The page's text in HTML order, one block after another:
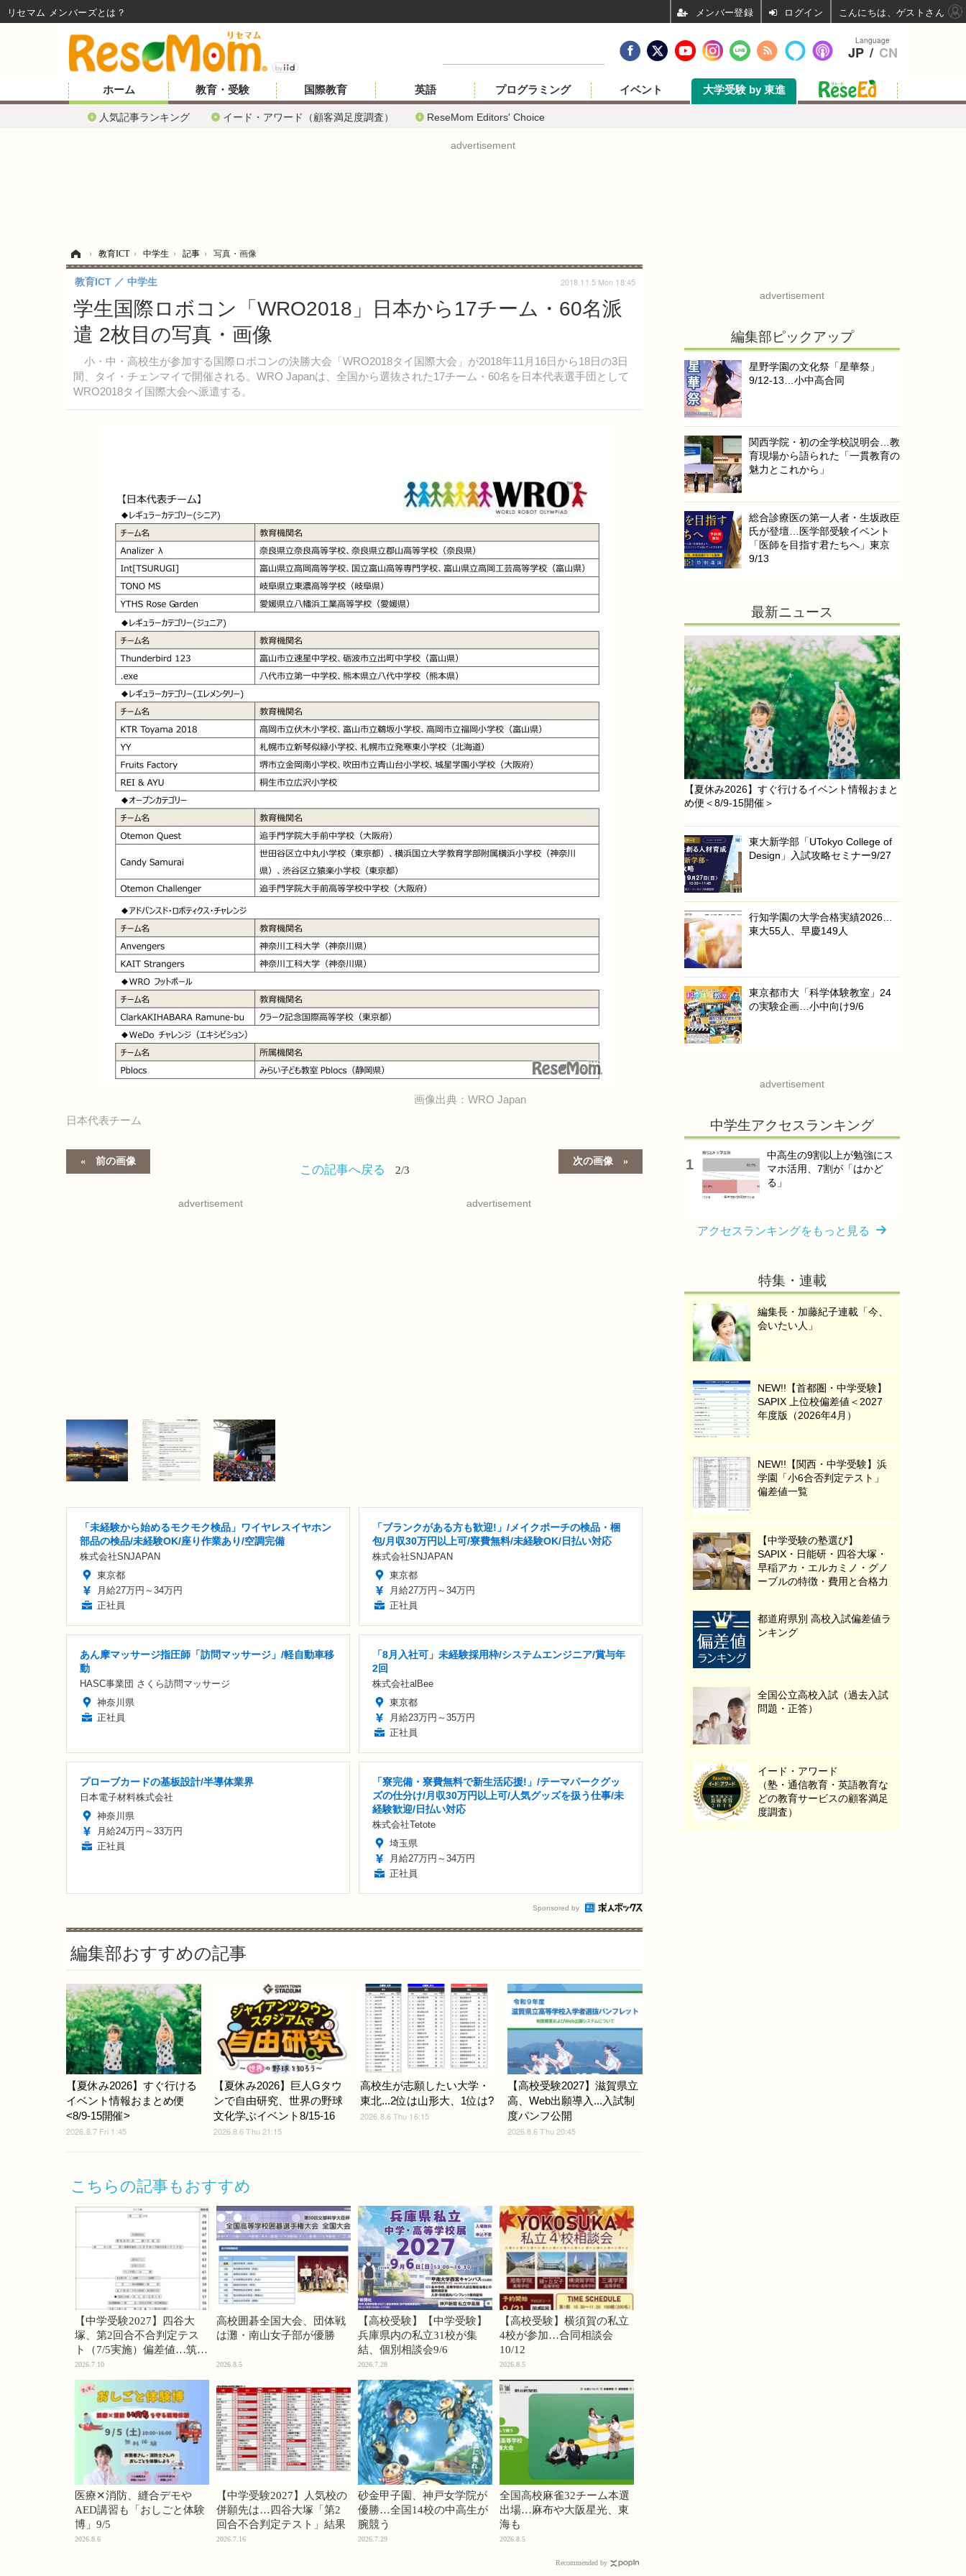
ホーム
人気記事ランキング イード・アワード（顧客満足度調査） ReseMom Editors' Choice
教育・受験 国際教育 英語 プログラミング イベント 大学受験 by 東進
advertisement
› 教育ICT › 中学生 › 記事 › 写真・画像
学生国際ロボコン「WRO2018」日本から17チーム・60名派
遣 2枚目の写真・画像
小・中・高校生が参加する国際ロボコンの決勝大会「WRO2018タイ国際大会」が2018年11月16日から18日の3日
間、タイ・チェンマイで開催される。WRO Japanは、全国から選抜された17チーム・60名を日本代表選手団として
WRO2018タイ国際大会へ派遣する。
教育ICT 中学生 2018.11.5 Mon 18:45
画像出典：WRO Japan
日本代表チーム
前の画像 次の画像
この記事へ戻る 2/3
advertisement advertisement
「未経験から始めるモクモク検品」ワイヤレスイヤホン
部品の検品/未経験OK/座り作業あり/空調完備
株式会社SNJAPAN
東京都
月給27万円～34万円
正社員
「ブランクがある方も歓迎!」/メイクポーチの検品・梱
包/月収30万円以上可/寮費無料/未経験OK/日払い対応
株式会社SNJAPAN
東京都
月給27万円～34万円
正社員
あん摩マッサージ指圧師「訪問マッサージ」/軽自動車移
動
HASC事業団 さくら訪問マッサージ
神奈川県
正社員
「8月入社可」未経験採用枠/システムエンジニア/賞与年
2回
株式会社alBee
東京都
月給23万円～35万円
正社員
プローブカードの基板設計/半導体業界
日本電子材料株式会社
神奈川県
月給24万円～33万円
正社員
「寮完備・寮費無料で新生活応援!」/テーマパークグッ
ズの仕分け/月収30万円以上可/人気グッズを扱う仕事/未
経験歓迎/日払い対応
株式会社Tetote
埼玉県
月給27万円～34万円
正社員
Sponsored by
編集部おすすめの記事
【夏休み2026】すぐ行ける
イベント情報おまとめ便
<8/9-15開催>
2026.8.7 Fri 1:45
【夏休み2026】巨人Gタウ
ンで自由研究、世界の野球
文化学ぶイベント8/15-16
2026.8.6 Thu 21:15
高校生が志願したい大学・
東北...2位は山形大、1位は?
2026.8.6 Thu 16:15
【高校受験2027】滋賀県立
高、Web出願導入...入試制
度パンフ公開
2026.8.6 Thu 20:45
こちらの記事もおすすめ
【中学受験2027】四谷大
塚、第2回合不合判定テス
ト（7/5実施）偏差値…筑駒
74・桜蔭70＜PR＞
2026.7.10
高校囲碁全国大会、団体戦
は灘・南山女子部が優勝
2026.8.5
【高校受験】【中学受験】
兵庫県内の私立31校が集
結、個別相談会9/6
2026.7.28
【高校受験】横須賀の私立
4校が参加…合同相談会
10/12
2026.8.5
医療✕消防、縫合デモや
AED講習も「おしごと体験
博」9/5
2026.8.6
【中学受験2027】人気校の
併願先は…四谷大塚「第2
回合不合判定テスト」結果
2026.7.16
砂金甲子園、神戸女学院が
優勝…全国14校の中高生が
腕競う
2026.7.29
全国高校麻雀32チーム本選
出場…麻布や大阪星光、東
海も
2026.8.5
Recommended by
advertisement
編集部ピックアップ
星野学園の文化祭「星華祭」
9/12-13…小中高合同
関西学院・初の全学校説明会…教
育現場から語られた「一貫教育の
魅力とこれから」
総合診療医の第一人者・生坂政臣
氏が登壇…医学部受験イベント
「医師を目指す君たちへ」東京
9/13
最新ニュース
【夏休み2026】すぐ行けるイベント情報おまと
め便＜8/9-15開催＞
東大新学部「UTokyo College of
Design」入試攻略セミナー9/27
行知学園の大学合格実績2026…
東大55人、早慶149人
東京都市大「科学体験教室」24
の実験企画…小中向け9/6
advertisement
中学生アクセスランキング
中高生の9割以上が勉強にス
マホ活用、7割が「はかど
る」
アクセスランキングをもっと見る
特集・連載
編集長・加藤紀子連載「今、
会いたい人」
NEW!!【首都圏・中学受験】
SAPIX 上位校偏差値＜2027
年度版（2026年4月）
NEW!!【関西・中学受験】浜
学園「小6合否判定テスト」
偏差値一覧
【中学受験の塾選び】
SAPIX・日能研・四谷大塚・
早稲アカ・エルカミノ・グノ
ーブルの特徴・費用と合格力
都道府県別 高校入試偏差値ラ
ンキング
全国公立高校入試（過去入試
問題・正答）
イード・アワード
（塾・通信教育・英語教育な
どの教育サービスの顧客満足
度調査）
Language
JP / CN
リセマム メンバーズ ログイン こんにちは、ゲストさん